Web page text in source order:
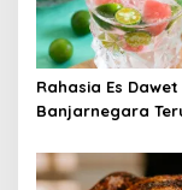
Rahasia Es Dawet
Banjarnegara